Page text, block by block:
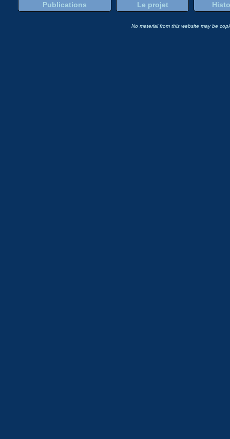
Publications Le projet
No material from this website may be